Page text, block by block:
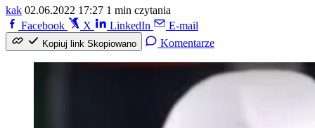
kak 02.06.2022 17:27 1 min czytania
Facebook
X LinkedIn E-mail
Kopiuj link Skopiowano Komentarze